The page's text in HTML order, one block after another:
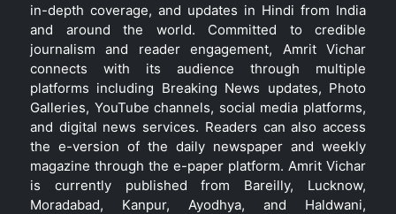
in-depth coverage, and updates in Hindi from India
and around the world. Committed to credible
journalism and reader engagement, Amrit Vichar
connects with its audience through multiple
platforms including Breaking News updates, Photo
Galleries, YouTube channels, social media platforms,
and digital news services. Readers can also access
the e-version of the daily newspaper and weekly
magazine through the e-paper platform. Amrit Vichar
is currently published from Bareilly, Lucknow,
Moradabad, Kanpur, Ayodhya, and Haldwani,